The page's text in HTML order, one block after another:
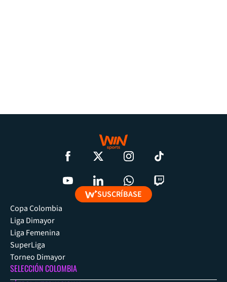
SUSCRÍBASE
Copa Colombia
Liga Dimayor
Liga Femenina
SuperLiga
Torneo Dimayor
SELECCIÓN COLOMBIA